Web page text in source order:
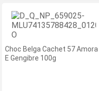
Choc Belga Cachet 57 Amora
E Gengibre 100g